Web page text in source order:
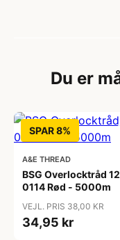
Du er
SPAR 8%
A&E THREAD
BSG Overlocktråd
0114 Rød - 5000m
VEJL. PRIS 38,00 KR
34,95 kr